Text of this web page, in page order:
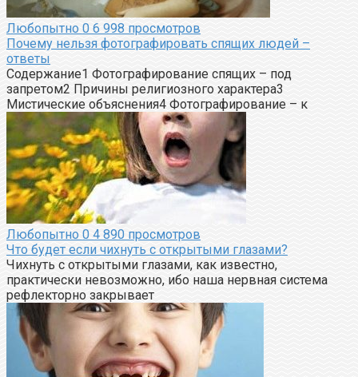
Любопытно 0 6 998 просмотров
Почему нельзя фотографировать спящих людей –
ответы
Содержание1 Фотографирование спящих – под
запретом2 Причины религиозного характера3
Мистические объяснения4 Фотографирование – к
Любопытно 0 4 890 просмотров
Что будет если чихнуть с открытыми глазами?
Чихнуть с открытыми глазами, как известно,
практически невозможно, ибо наша нервная система
рефлекторно закрывает